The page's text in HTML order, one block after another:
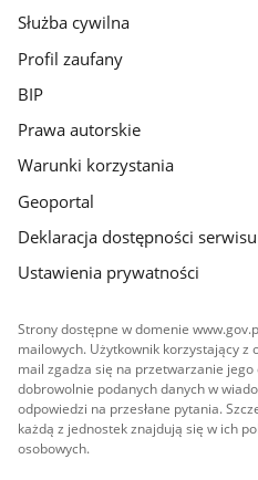
Służba cywilna
Profil zaufany
BIP
Prawa autorskie
Warunki korzystania
Geoportal
Deklaracja dostępności
Ustawienia prywatności
Strony dostępne w domenie
mailowych. Użytkownik korzystający z
mail zgadza się na przetwarzanie
dobrowolnie podanych danych w
odpowiedzi na przesłane pytania.
każdą z jednostek znajdują się w ich
osobowych.